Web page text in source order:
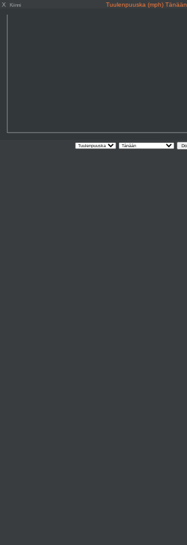
X Kiinni Tuulenpuuska (mph) Tänään